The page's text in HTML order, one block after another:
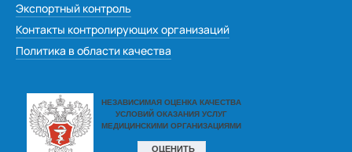
Экспортный контроль
Контакты контролирующих организаций
Политика в области качества